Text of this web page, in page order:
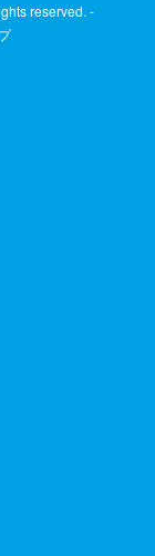
reserved. -